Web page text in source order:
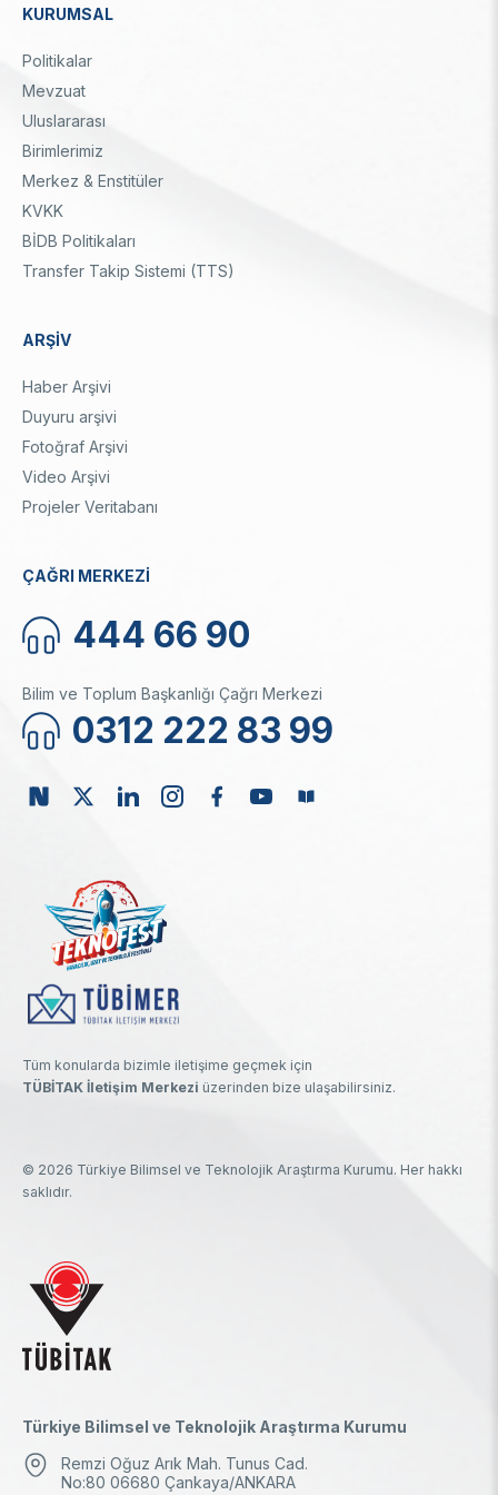
Enstitüsü
Ulusal Metroloji Enstitüsü (UME)
Uzay Teknolojileri Araştırma Enstitüsü (UZAY)
Kutup Araştırmaları Enstitüsü (KARE)
Video Arşivi
Fotoğraf Arşivi
KVKK Aydınlatma metni
Dipnot
KURUMSAL
Politikalar
Mevzuat
Uluslararası
Birimlerimiz
Merkez & Enstitüler
KVKK
BİDB Politikaları
Transfer Takip Sistemi (TTS)
ARŞİV
Haber Arşivi
Duyuru arşivi
Fotoğraf Arşivi
Video Arşivi
Projeler Veritabanı
ÇAĞRI MERKEZİ
444 66 90
Bilim ve Toplum Başkanlığı Çağrı Merkezi
0312 222 83 99
Tüm konularda bizimle iletişime geçmek için
TÜBİTAK İletişim Merkezi üzerinden bize ulaşabilirsiniz.
© 2026 Türkiye Bilimsel ve Teknolojik Araştırma Kurumu. Her hakkı
saklıdır.
Türkiye Bilimsel ve Teknolojik Araştırma Kurumu
Remzi Oğuz Arık Mah. Tunus Cad.
No:80 06680 Çankaya/ANKARA